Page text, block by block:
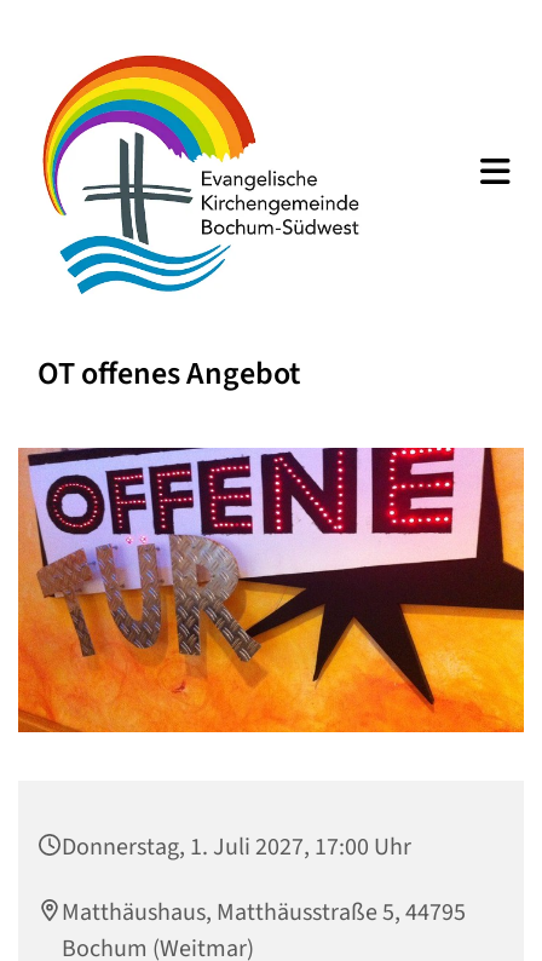
OT offenes Angebot
Donnerstag, 1. Juli 2027, 17:00 Uhr
Matthäushaus, Matthäusstraße 5, 44795
Bochum (Weitmar)